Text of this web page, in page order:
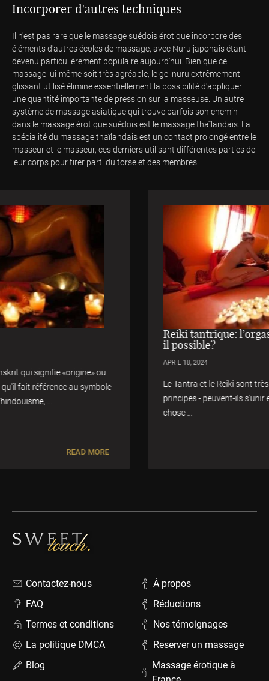
Incorporer d'autres techniques
Il n'est pas rare que le massage suédois érotique incorpore des
éléments d'autres écoles de massage, avec Nuru japonais étant
devenu particulièrement populaire aujourd'hui. Bien que ce
massage lui-même soit très agréable, le gel nuru extrêmement
glissant utilisé élimine essentiellement la possibilité d'appliquer
une quantité importante de pression sur la masseuse. Un autre
système de massage asiatique qui trouve parfois son chemin
dans le massage érotique suédois est le massage thaïlandais. La
spécialité du massage thaïlandais est un contact prolongé entre le
masseur et le masseur, ces derniers utilisant différentes parties de
leur corps pour tirer parti du torse et des membres.
Reiki tantrique: l’orgasme immobile est-
Le Tantra et le Reiki sont très différents en tant que
principes - peuvent-ils s’unir et s’unir dans quelque
Contactez-nous
FAQ
Termes et conditions
La politique DMCA
Blog
À propos
Réductions
Nos témoignages
Reserver un massage
Massage érotique à